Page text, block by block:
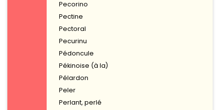
Pecorino
Pectine
Pectoral
Pecurinu
Pédoncule
Pékinoise (à la)
Pélardon
Peler
Perlant, perlé